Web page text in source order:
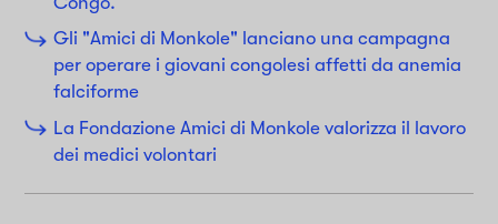
Gli "Amici di Monkole" lanciano una campagna
per operare i giovani congolesi affetti da anemia
falciforme
La Fondazione Amici di Monkole valorizza il lavoro
dei medici volontari